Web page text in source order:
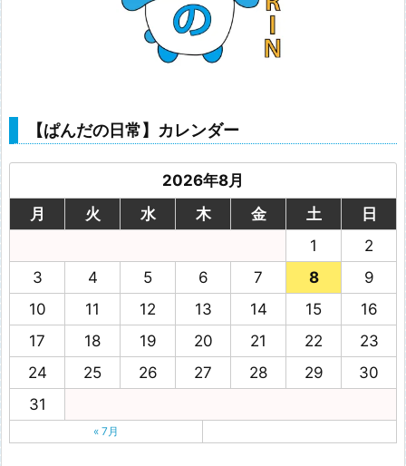
【ぱんだの日常】カレンダー
2026年8月
月
火 水 木 金 土
日
1
2
3
4 5 6 7 8
9
10
11 12 13 14 15
16
17
18 19 20 21 22
23
24
25 26 27 28 29
30
31
« 7月